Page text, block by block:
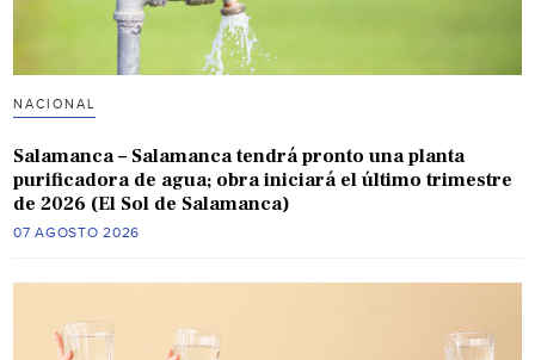
NACIONAL
Salamanca – Salamanca tendrá pronto una planta
purificadora de agua; obra iniciará el último trimestre
de 2026 (El Sol de Salamanca)
07 AGOSTO 2026